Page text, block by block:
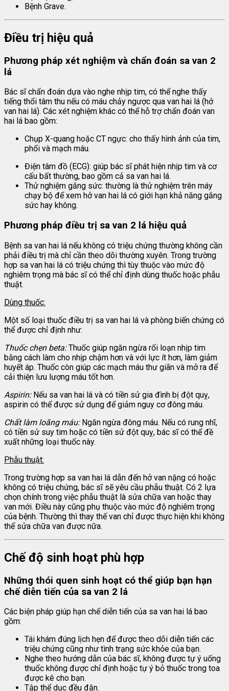
Bệnh Grave.
Điều trị hiệu quả
Phương pháp xét nghiệm và chẩn đoán sa van 2
lá
Bác sĩ chẩn đoán dựa vào nghe nhịp tim, có thể nghe thấy
tiếng thổi tâm thu nếu có máu chảy ngược qua van hai lá (hở
van hai lá). Các xét nghiệm khác có thể hỗ trợ chẩn đoán van
hai lá bao gồm:
Chụp X-quang hoặc CT ngực: cho thấy hình ảnh của tim,
phổi và mạch máu.
Điện tâm đồ (ECG): giúp bác sĩ phát hiện nhịp tim và cơ
cấu bất thường, bao gồm cả sa van hai lá.
Thử nghiệm gắng sức: thường là thử nghiệm trên máy
chạy bộ để xem hở van hai lá có giới hạn khả năng gắng
sức hay không.
Phương pháp điều trị sa van 2 lá hiệu quả
Bệnh sa van hai lá nếu không có triệu chứng thường không cần
phải điều trị mà chỉ cần theo dõi thường xuyên. Trong trường
hợp sa van hai lá có triệu chứng thì tùy thuộc vào mức độ
nghiêm trọng mà bác sĩ có thể chỉ định dùng thuốc hoặc phẫu
thuật.
Dùng thuốc:
Một số loại thuốc điều trị sa van hai lá và phòng biến chứng có
thể được chỉ định như:
Thuốc chẹn beta:Thuốc giúp ngăn ngừa rối loạn nhịp tim
bằng cách làm cho nhịp chậm hơn và với lực ít hơn, làm giảm
huyết áp. Thuốc còn giúp các mạch máu thư giãn và mở ra để
cải thiện lưu lượng máu tốt hơn.
Aspirin:Nếu sa van hai lá và có tiền sử gia đình bị đột quỵ,
aspirin có thể được sử dụng để giảm nguy cơ đông máu.
Chất làm loãng máu:Ngăn ngừa đông máu. Nếu có rung nhĩ,
có tiền sử suy tim hoặc có tiền sử đột quỵ, bác sĩ có thể đề
xuất những loại thuốc này.
Phẫu thuật:
Trong trường hợp sa van hai lá dẫn đến hở van nặng có hoặc
không có triệu chứng, bác sĩ sẽ yêu cầu phẫu thuật. Có 2 lựa
chọn chính trong việc phẫu thuật là sửa chữa van hoặc thay
van mới. Điều này cũng phụ thuộc vào mức độ nghiêm trọng
của bệnh. Thường thì thay thế van chỉ được thực hiện khi không
thể sửa chữa van được nữa.
Chế độ sinh hoạt phù hợp
Những thói quen sinh hoạt có thể giúp bạn hạn
chế diễn tiến của sa van 2 lá
Các biện pháp giúp hạn chế diễn tiến của sa van hai lá bao
gồm:
Tái khám đúng lịch hẹn để được theo dõi diễn tiến các
triệu chứng cũng như tình trạng sức khỏe của bạn.
Nghe theo hướng dẫn của bác sĩ, không được tự ý uống
thuốc không được chỉ định hoặc tự ý bỏ thuốc trong toa
được kê cho bạn.
Tập thể dục đều đặn.